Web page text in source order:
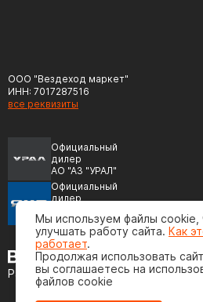
ООО "Вездеход маркет"
ИНН: 7017287516
все реквизиты
Официальный
дилер
АО "АЗ "УРАЛ"
Официальный
дилер
(ЯМЗ)
Разработка сайта
Мы используем файлы cookie,
улучшать работу сайта. Как
работает.
Продолжая использовать сайт,
вы соглашаетесь на
файлов cookie